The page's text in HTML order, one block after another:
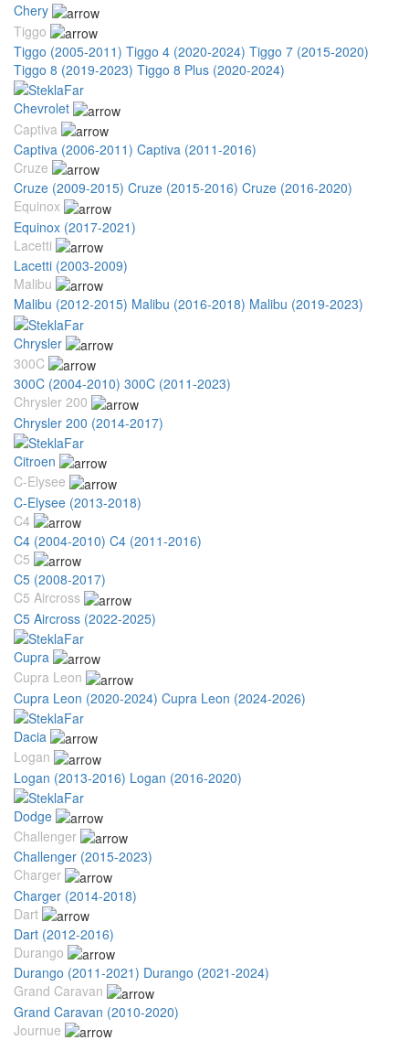
Chery
Tiggo
Tiggo (2005-2011) Tiggo 4 (2020-2024) Tiggo 7 (2015-2020)
Tiggo 8 (2019-2023) Tiggo 8 Plus (2020-2024)
Chevrolet
Captiva
Captiva (2006-2011) Captiva (2011-2016)
Cruze
Cruze (2009-2015) Cruze (2015-2016) Cruze (2016-2020)
Equinox
Equinox (2017-2021)
Lacetti
Lacetti (2003-2009)
Malibu
Malibu (2012-2015) Malibu (2016-2018) Malibu (2019-2023)
Chrysler
300C
300C (2004-2010) 300C (2011-2023)
Chrysler 200
Chrysler 200 (2014-2017)
Citroen
C-Elysee
C-Elysee (2013-2018)
C4
C4 (2004-2010) C4 (2011-2016)
C5
C5 (2008-2017)
C5 Aircross
C5 Aircross (2022-2025)
Cupra
Cupra Leon
Cupra Leon (2020-2024) Cupra Leon (2024-2026)
Dacia
Logan
Logan (2013-2016) Logan (2016-2020)
Dodge
Challenger
Challenger (2015-2023)
Charger
Charger (2014-2018)
Dart
Dart (2012-2016)
Durango
Durango (2011-2021) Durango (2021-2024)
Grand Caravan
Grand Caravan (2010-2020)
Journue